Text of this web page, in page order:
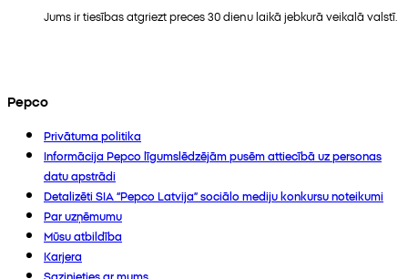
Jums ir tiesības atgriezt preces 30 dienu laikā jebkurā veikalā valstī.
Pepco
Privātuma politika
Informācija Pepco līgumslēdzējām pusēm attiecībā uz personas
datu apstrādi
Detalizēti SIA “Pepco Latvija” sociālo mediju konkursu noteikumi
Par uzņēmumu
Mūsu atbildība
Karjera
Sazinieties ar mums